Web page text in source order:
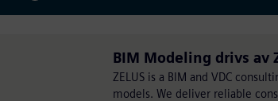
BIM Modeling drivs av
ZELUS is a BIM and VDC
models. We deliver reliable